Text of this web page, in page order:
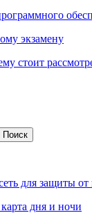
экзамену
стоит
для защиты
дня и ночи